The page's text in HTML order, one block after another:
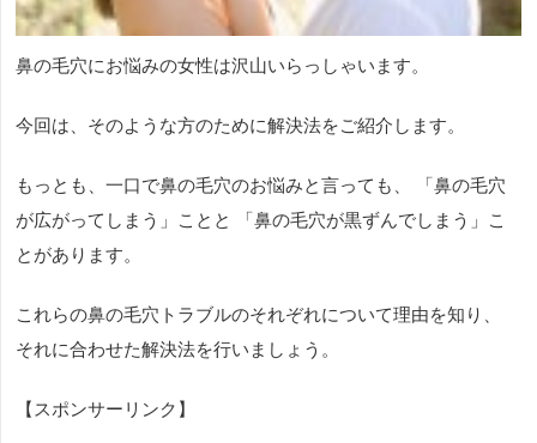
鼻の毛穴にお悩みの女性は沢山いらっしゃいます。
今回は、そのような方のために解決法をご紹介します。
もっとも、一口で鼻の毛穴のお悩みと言っても、 「鼻の毛穴
が広がってしまう」ことと 「鼻の毛穴が黒ずんでしまう」こ
とがあります。
これらの鼻の毛穴トラブルのそれぞれについて理由を知り、
それに合わせた解決法を行いましょう。
【スポンサーリンク】